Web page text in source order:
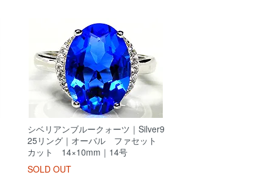
シベリアンブルークォーツ｜Silver9
25リング｜オーバル ファセット
カット 14×10mm｜14号
SOLD OUT